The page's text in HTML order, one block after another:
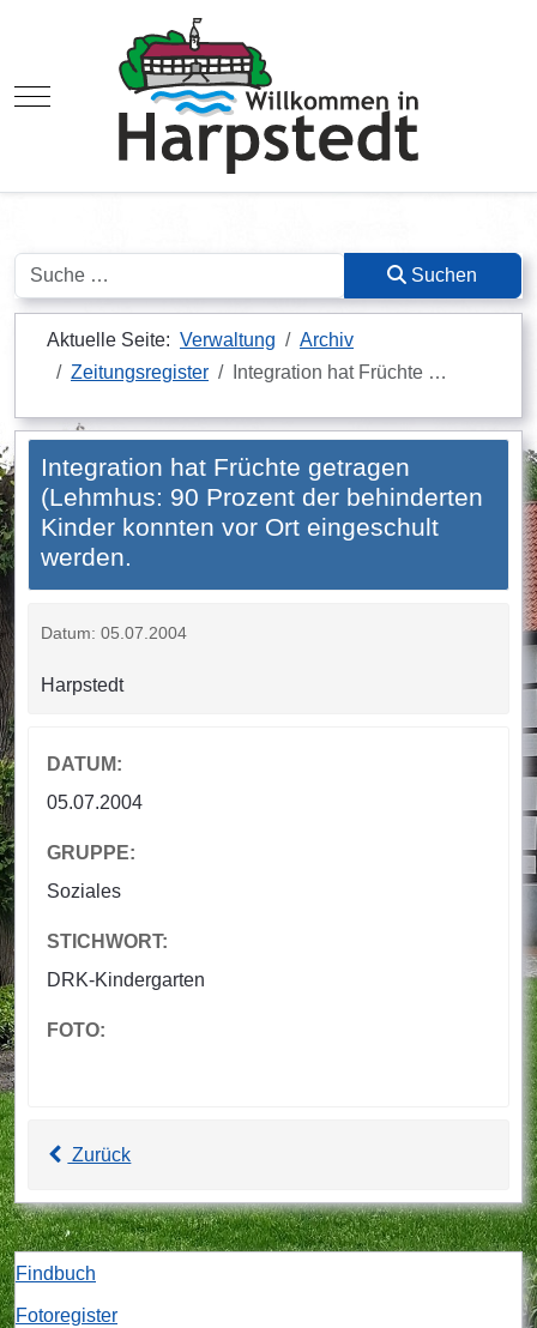
Mobile Menu Toggle
Suchen Suchen
Aktuelle Seite: Verwaltung
Archiv
Zeitungsregister
Integration hat Früchte …
Integration hat Früchte getragen
(Lehmhus: 90 Prozent der behinderten
Kinder konnten vor Ort eingeschult
werden.
Datum: 05.07.2004
Harpstedt
DATUM:
05.07.2004
GRUPPE:
Soziales
STICHWORT:
DRK-Kindergarten
FOTO:
Zurück
Findbuch
Fotoregister